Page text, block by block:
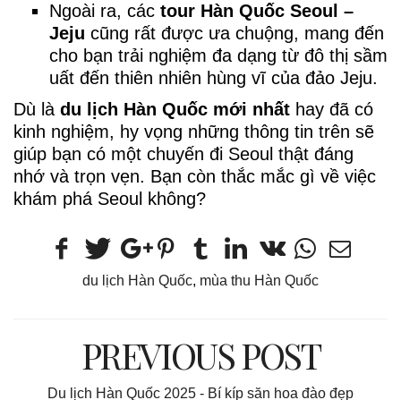
Ngoài ra, các tour Hàn Quốc Seoul –
Jeju cũng rất được ưa chuộng, mang đến
cho bạn trải nghiệm đa dạng từ đô thị sầm
uất đến thiên nhiên hùng vĩ của đảo Jeju.
Dù là du lịch Hàn Quốc mới nhất hay đã có
kinh nghiệm, hy vọng những thông tin trên sẽ
giúp bạn có một chuyến đi Seoul thật đáng
nhớ và trọn vẹn. Bạn còn thắc mắc gì về việc
khám phá Seoul không?
du lịch Hàn Quốc, mùa thu Hàn Quốc
PREVIOUS POST
Du lịch Hàn Quốc 2025 - Bí kíp săn hoa đào đẹp